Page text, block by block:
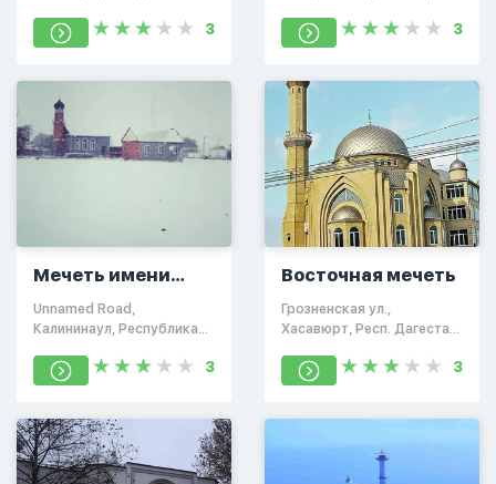
3 3
Мечеть имени
шейха Байрама-
кади
Unnamed Road,
Калининаул, Республика
3
Восточная мечеть
Грозненская ул.,
Хасавюрт, Респ. Дагестан,
3